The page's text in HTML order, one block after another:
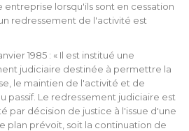
entreprise lorsqu'ils sont en cessation
redressement de l'activité est
1985 : « Il est institué une
judiciaire destinée à permettre la
le maintien de l'activité et de
passif. Le redressement judiciaire est
par décision de justice à l'issue d'une
plan prévoit, soit la continuation de